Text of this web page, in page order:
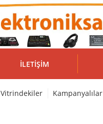
İLETIŞIM
Vitrindekiler Kampanyalılar